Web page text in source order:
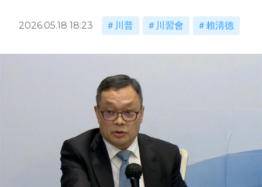
2026.05.18 18:23 川普 川習會 賴清德